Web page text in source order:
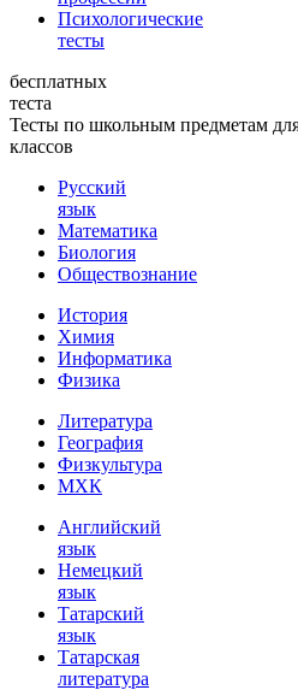
Психологические
тесты
бесплатных
теста
Тесты по школьным предметам
классов
Русский
язык
Математика
Биология
Обществознание
История
Химия
Информатика
Физика
Литература
География
Физкультура
МХК
Английский
язык
Немецкий
язык
Татарский
язык
Татарская
литература